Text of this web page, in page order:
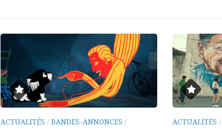
ACTUALITÉS / BANDES-ANNONCES /
ACTUALITÉS /